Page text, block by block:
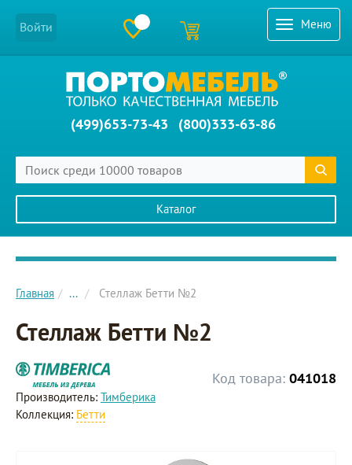
Меню
Войти
(499)653-73-43 (800)333-63-86
Каталог
Главное меню сайта
Главная ... Стеллаж Бетти №2
Стеллаж Бетти №2
Код товара: 041018
Производитель: Тимберика
Коллекция: Бетти